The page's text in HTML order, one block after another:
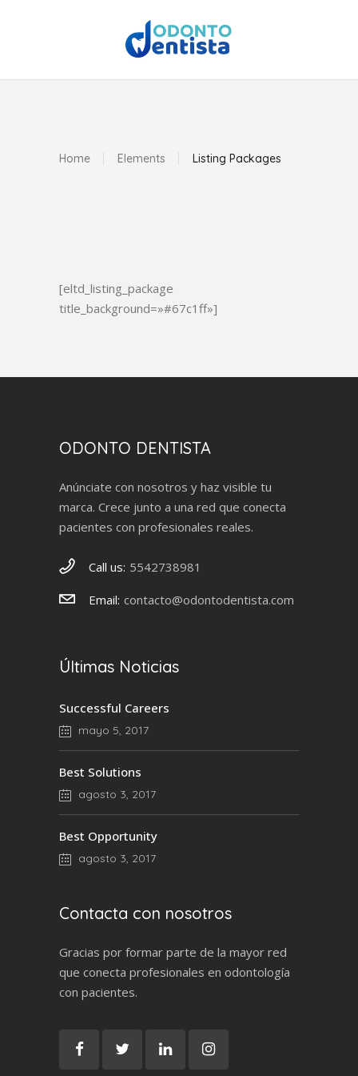
Home Elements Listing Packages
[eltd_listing_package
title_background=»#67c1ff»]
ODONTO DENTISTA
Anúnciate con nosotros y haz visible tu
marca. Crece junto a una red que conecta
pacientes con profesionales reales.
Call us: 5542738981
Email: contacto@odontodentista.com
Últimas Noticias
Successful Careers
mayo 5, 2017
Best Solutions
agosto 3, 2017
Best Opportunity
agosto 3, 2017
Contacta con nosotros
Gracias por formar parte de la mayor red
que conecta profesionales en odontología
con pacientes.